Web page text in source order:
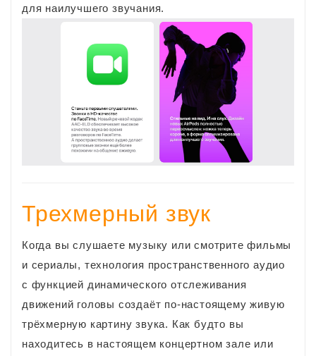
для наилучшего звучания.
​Трехмерный звук
Когда вы слушаете музыку или смотрите фильмы
и сериалы, технология пространственного аудио
с функцией динамического отслеживания
движений головы создаёт по‑настоящему живую
трёхмерную картину звука. Как будто вы
находитесь в настоящем концертном зале или